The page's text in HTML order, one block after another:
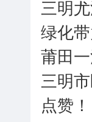
三明
绿化
莆田
三明
点赞